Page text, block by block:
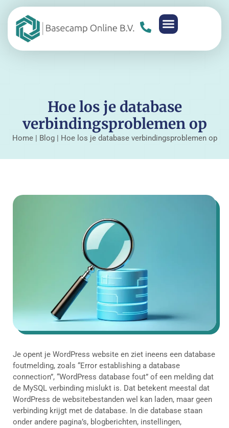
Hoe los je database
verbindingsproblemen op
Home| Blog| Hoe los je database verbindingsproblemen op
Je opent je WordPress website en ziet ineens een database
foutmelding, zoals “Error establishing a database
connection”, “WordPress database fout” of een melding dat
de MySQL verbinding mislukt is. Dat betekent meestal dat
WordPress de websitebestanden wel kan laden, maar geen
verbinding krijgt met de database. In die database staan
onder andere pagina’s, blogberichten, instellingen,